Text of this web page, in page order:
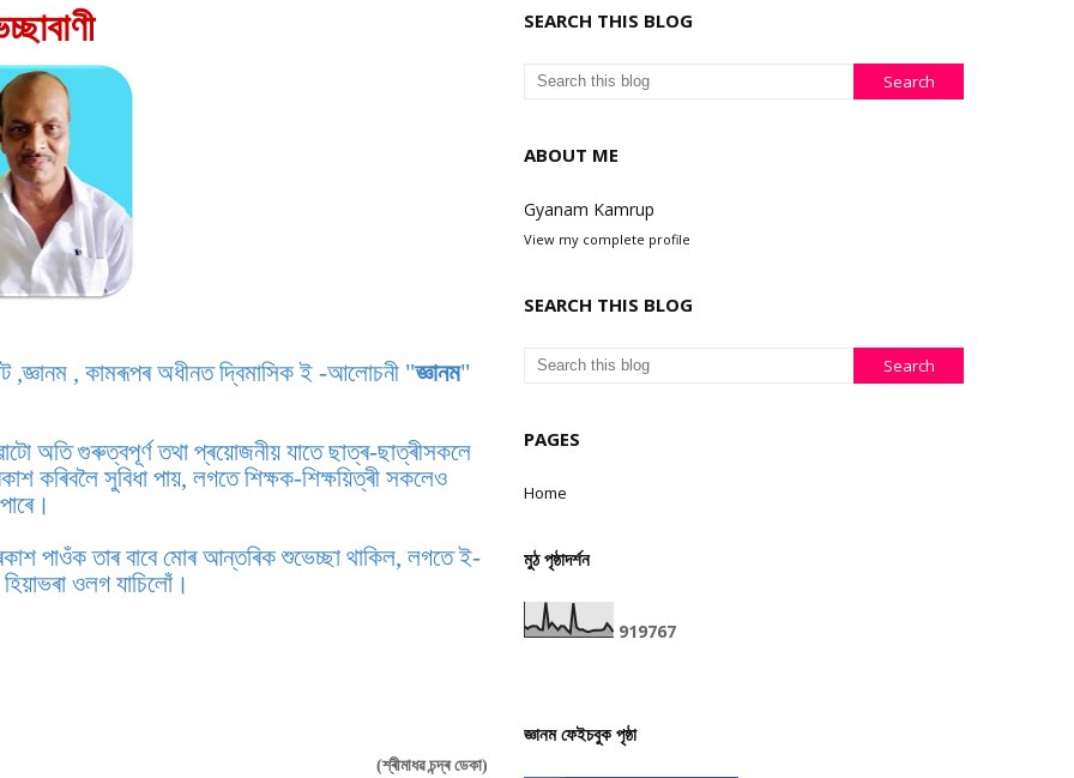
,জ্ঞানম , কামৰূপৰ অধীনত দ্বিমাসিক ই -আলোচনী "জ্ঞানম"
অতি গুৰুত্বপূৰ্ণ তথা প্ৰয়োজনীয় যাতে ছাত্ৰ-ছাত্ৰীসকলে
কৰিবলৈ সুবিধা পায়, লগতে শিক্ষক-শিক্ষয়িত্ৰী সকলেও
পাওঁক তাৰ বাবে মোৰ আন্তৰিক শুভেচ্ছা থাকিল, লগতে ই-
ওলগ যাচিলোঁ।
(শ্ৰীমাধৱ চন্দ্ৰ ডেকা)
SEARCH THIS BLOG
ABOUT ME
Gyanam Kamrup
View my complete profile
SEARCH THIS BLOG
PAGES
Home
মুঠ পৃষ্ঠাদৰ্শন
919767
জ্ঞানম ফেইচবুক পৃষ্ঠা